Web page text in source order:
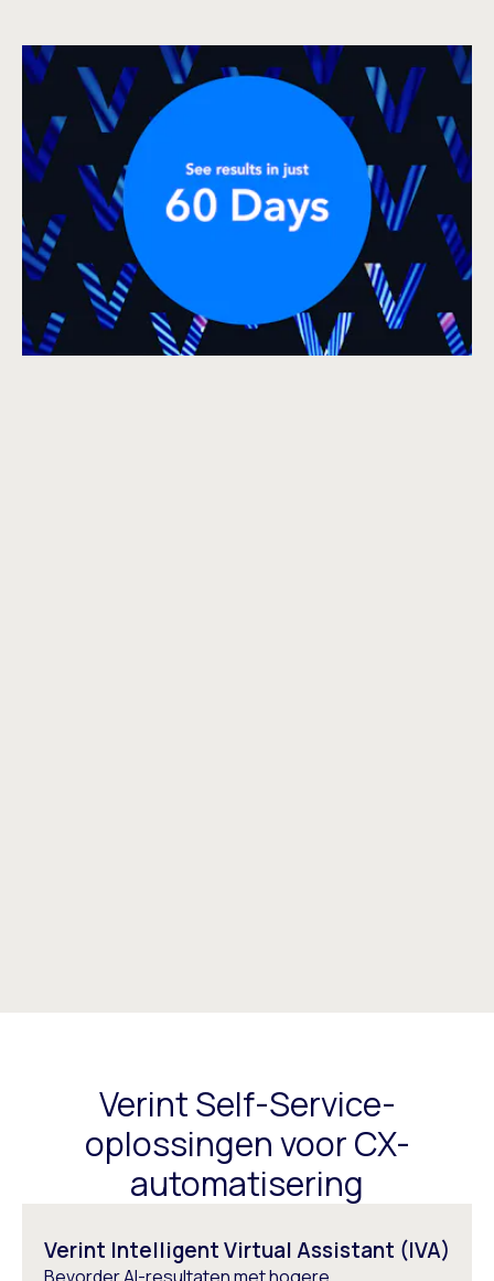
Verint Self-Service-
oplossingen voor CX-
automatisering
Verint Intelligent Virtual Assistant (IVA)